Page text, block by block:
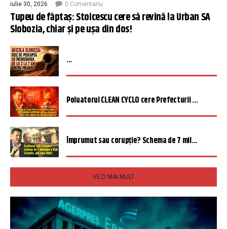
iulie 30, 2026 0 Comentariu
Tupeu de făptaș: Stoicescu cere să revină la Urban SA
Slobozia, chiar și pe ușa din dos!
...
Poluatorul CLEAN CYCLO cere Prefecturii ...
Împrumut sau corupție? Schema de 7 mil...
VEZI MAI MULT